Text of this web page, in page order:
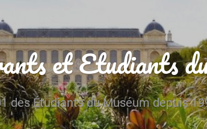
et Etudiants
des Étudiants du Muséum depuis